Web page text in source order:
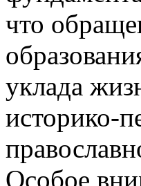
что
уклада
историко-
Особое